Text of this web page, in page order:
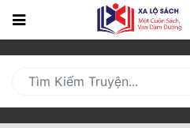
Trang
Mới
Cập